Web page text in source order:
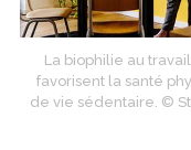
La biophilie au
favorisent la santé
de vie sédentaire. ©